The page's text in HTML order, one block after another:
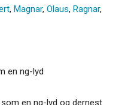
, Magnar, Olaus, Ragnar,
en ng-lyd
en ng-lyd og dernest